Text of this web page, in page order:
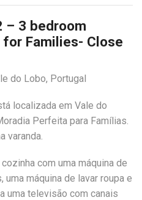
– 3 bedroom
Families- Close
do Lobo, Portugal
localizada em Vale do
Perfeita para Famílias.
varanda.
com uma máquina de
uma máquina de lavar roupa e
uma televisão com canais